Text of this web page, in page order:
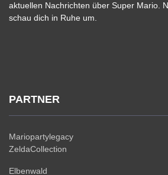
aktuellen Nachrichten über Super Mario.
schau dich in Ruhe um.
PARTNER
Mariopartylegacy
ZeldaCollection
Elbenwald